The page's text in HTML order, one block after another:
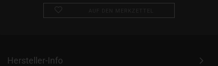
Hersteller-Info